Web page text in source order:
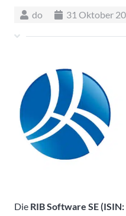
do 31 Oktober
Die RIB Software SE